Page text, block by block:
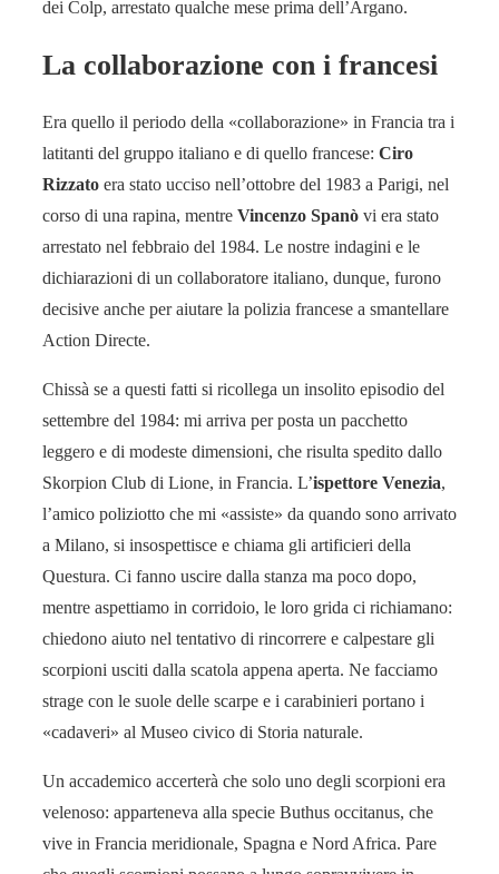
dei Colp, arrestato qualche mese prima dell’Argano.
La collaborazione con i francesi
Era quello il periodo della «collaborazione» in Francia tra i
latitanti del gruppo italiano e di quello francese: Ciro
Rizzato era stato ucciso nell’ottobre del 1983 a Parigi, nel
corso di una rapina, mentre Vincenzo Spanò vi era stato
arrestato nel febbraio del 1984. Le nostre indagini e le
dichiarazioni di un collaboratore italiano, dunque, furono
decisive anche per aiutare la polizia francese a smantellare
Action Directe.
Chissà se a questi fatti si ricollega un insolito episodio del
settembre del 1984: mi arriva per posta un pacchetto
leggero e di modeste dimensioni, che risulta spedito dallo
Skorpion Club di Lione, in Francia. L’ispettore Venezia,
l’amico poliziotto che mi «assiste» da quando sono arrivato
a Milano, si insospettisce e chiama gli artificieri della
Questura. Ci fanno uscire dalla stanza ma poco dopo,
mentre aspettiamo in corridoio, le loro grida ci richiamano:
chiedono aiuto nel tentativo di rincorrere e calpestare gli
scorpioni usciti dalla scatola appena aperta. Ne facciamo
strage con le suole delle scarpe e i carabinieri portano i
«cadaveri» al Museo civico di Storia naturale.
Un accademico accerterà che solo uno degli scorpioni era
velenoso: apparteneva alla specie Buthus occitanus, che
vive in Francia meridionale, Spagna e Nord Africa. Pare